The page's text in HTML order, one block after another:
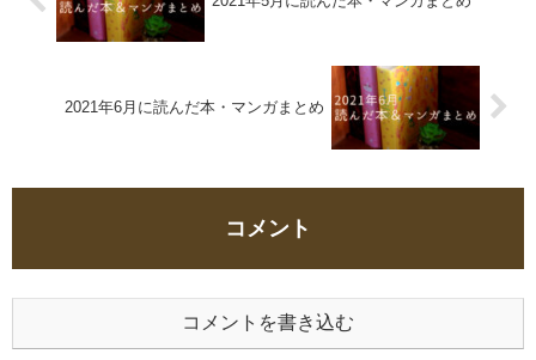
2021年6月に読んだ本・マンガまとめ
コメント
コメントを書き込む